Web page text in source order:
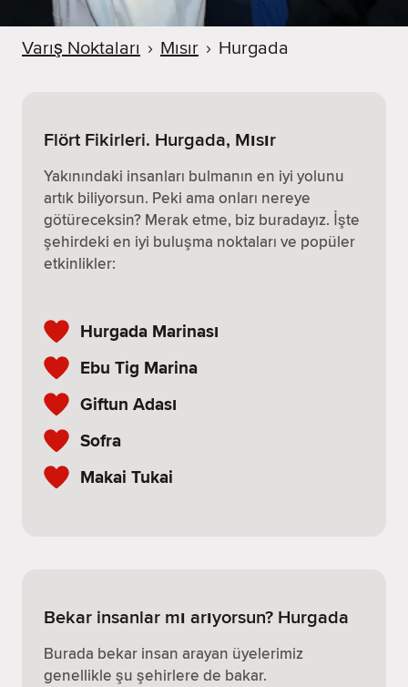
Varış Noktaları › Mısır › Hurgada
Flört Fikirleri. Hurgada, Mısır
Yakınındaki insanları bulmanın en iyi yolunu
artık biliyorsun. Peki ama onları nereye
götüreceksin? Merak etme, biz buradayız. İşte
şehirdeki en iyi buluşma noktaları ve popüler
etkinlikler:
Hurgada Marinası
Ebu Tig Marina
Giftun Adası
Sofra
Makai Tukai
Bekar insanlar mı arıyorsun? Hurgada
Burada bekar insan arayan üyelerimiz
genellikle şu şehirlere de bakar.